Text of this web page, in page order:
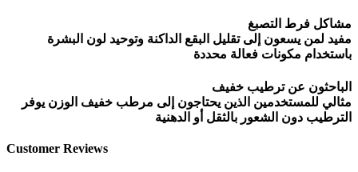
مشاكل فرط التصبغ
مفيد لمن يسعون إلى تقليل البقع الداكنة وتوحيد لون البشرة
باستخدام مكونات فعالة محددة
الباحثون عن ترطيب خفيف
مثالي للمستخدمين الذين يحتاجون إلى مرطب خفيف الوزن يوفر
الترطيب دون الشعور بالثقل أو الدهنية
Customer Reviews